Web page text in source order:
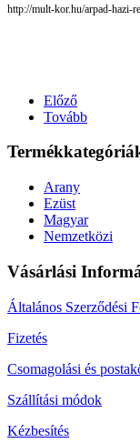
http://mult-kor.hu/arpad-hazi-
Előző
Tovább
Arany
Ezüst
Magyar
Nemzetközi
Vásárlási
Általános Szerződési
Fizetés
Csomagolási és
Szállítási módok
Kézbesítés